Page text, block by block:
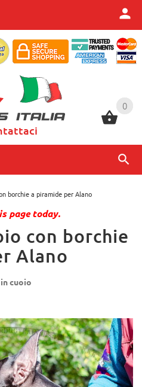
0
0
borchie a piramide per Alano
page today.
con borchie
Alano
cuoio